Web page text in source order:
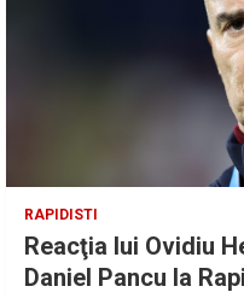
RAPIDISTI
Reacţia lui Ovidiu
Daniel Pancu la